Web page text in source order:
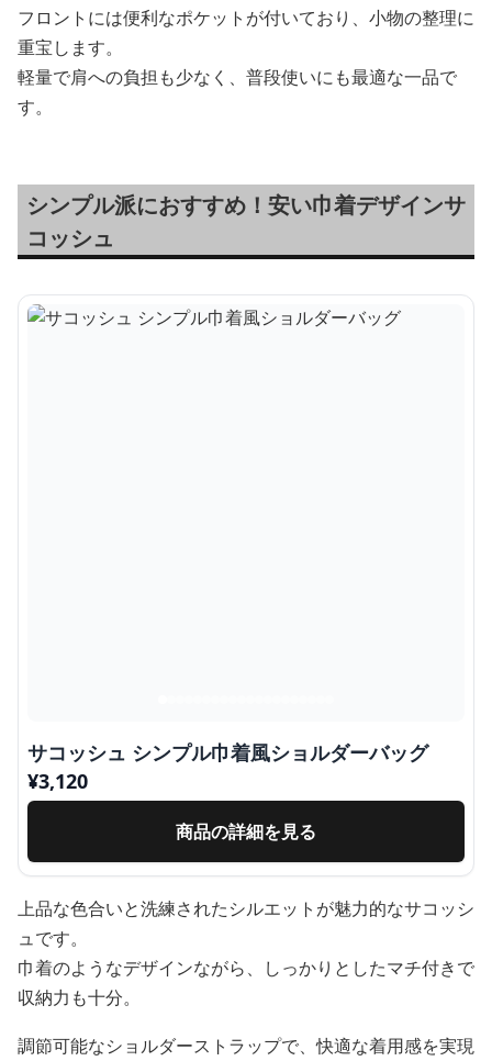
フロントには便利なポケットが付いており、小物の整理に
重宝します。
軽量で肩への負担も少なく、普段使いにも最適な一品で
す。
シンプル派におすすめ！安い巾着デザインサ
コッシュ
サコッシュ シンプル巾着風ショルダーバッグ
¥3,120
商品の詳細を見る
上品な色合いと洗練されたシルエットが魅力的なサコッシ
ュです。
巾着のようなデザインながら、しっかりとしたマチ付きで
収納力も十分。
調節可能なショルダーストラップで、快適な着用感を実現